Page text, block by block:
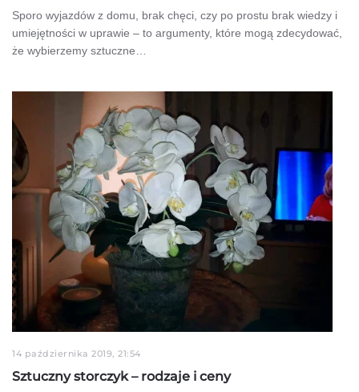
Sporo wyjazdów z domu, brak chęci, czy po prostu brak wiedzy i
umiejętności w uprawie – to argumenty, które mogą zdecydować,
że wybierzemy sztuczne…
14 października 2019, 21:54
Sztuczny storczyk – rodzaje i ceny